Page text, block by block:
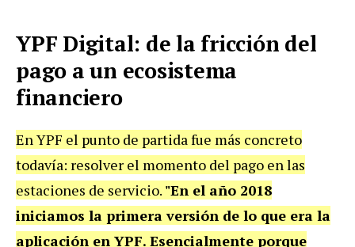
YPF Digital: de la fricción del
pago a un ecosistema
financiero
En YPF el punto de partida fue más concreto
todavía: resolver el momento del pago en las
estaciones de servicio. "En el año 2018
iniciamos la primera versión de lo que era la
aplicación en YPF. Esencialmente porque